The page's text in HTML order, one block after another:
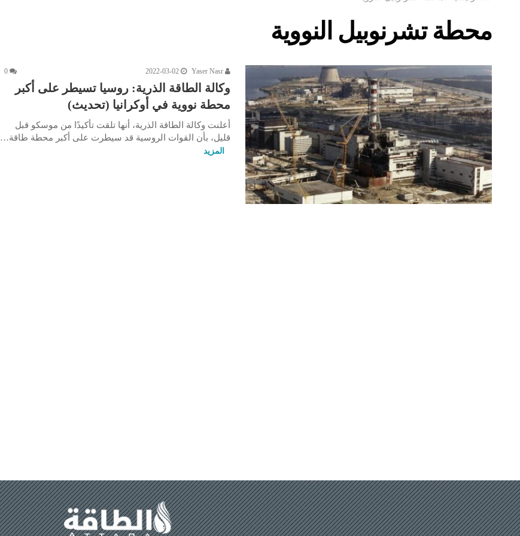
محطة تشرنوبيل النووية
Yaser Nasr
2022-03-02
0
وكالة الطاقة الذرية: روسيا تسيطر على أكبر
محطة نووية في أوكرانيا (تحديث)
أعلنت وكالة الطاقة الذرية، أنها تلقت تأكيدًا من موسكو قبل
قليل، بأن القوات الروسية قد سيطرت على أكبر محطة طاقة…
المزيد